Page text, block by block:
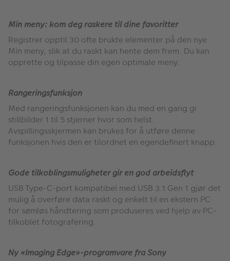
Min meny: kom deg raskere til dine favoritter
Registrer opptil 30 ofte brukte elementer på den nye
Min meny, slik at du raskt kan hente dem frem. Du kan
opprette og tilpasse din egen optimale meny.
Rangeringsfunksjon
Med rangeringsfunksjonen kan du med en gang gi
stillbilder 1 til 5 stjerner hvor som helst.
Avspillingsskjermen kan brukes for å utføre denne
funksjonen hvis den er tilordnet en egendefinert knapp.
Gode tilkoblingsmuligheter gir en god arbeidsflyt
USB Type-C-port kompatibel med USB 3.1 Gen 1 gjør det
mulig å overføre data raskt og enkelt til en ekstern PC
for sømløs håndtering som produseres ved hjelp av PC-
tilkoblet fotografering.
Ny «Imaging Edge»-programvare fra Sony